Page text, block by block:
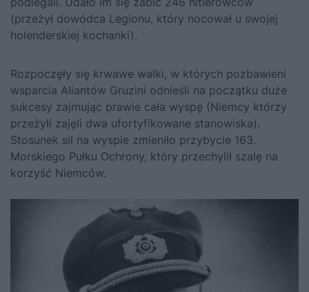
(przeżył dowódca Legionu, który nocował u swojej
holenderskiej kochanki).
Rozpoczęły się krwawe walki, w których pozbawieni
wsparcia Aliantów Gruzini odnieśli na początku duże
sukcesy zajmując prawie cała wyspę (Niemcy którzy
przeżyli zajęli dwa ufortyfikowane stanowiska).
Stosunek sił na wyspie zmieniło przybycie 163.
Morskiego Pułku Ochrony, który przechylił szalę na
korzyść Niemców.